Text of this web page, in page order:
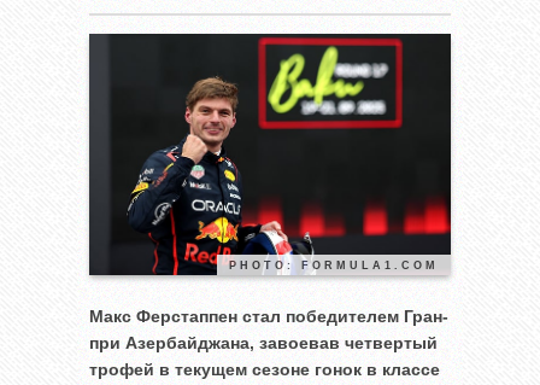
PHOTO: FORMULA1.COM
Макс Ферстаппен стал победителем Гран-
при Азербайджана, завоевав четвертый
трофей в текущем сезоне гонок в классе